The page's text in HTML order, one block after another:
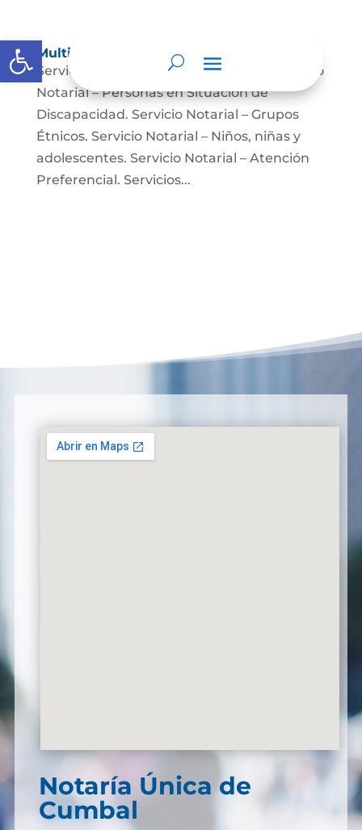
Abrir barra de herramientas
Multimedia
Servicio Notarial – Fuerzas Militares. Servicio
Notarial – Personas en Situación de
Discapacidad. Servicio Notarial – Grupos
Étnicos. Servicio Notarial – Niños, niñas y
adolescentes. Servicio Notarial – Atención
Preferencial. Servicios...
Notaría Única de
Cumbal